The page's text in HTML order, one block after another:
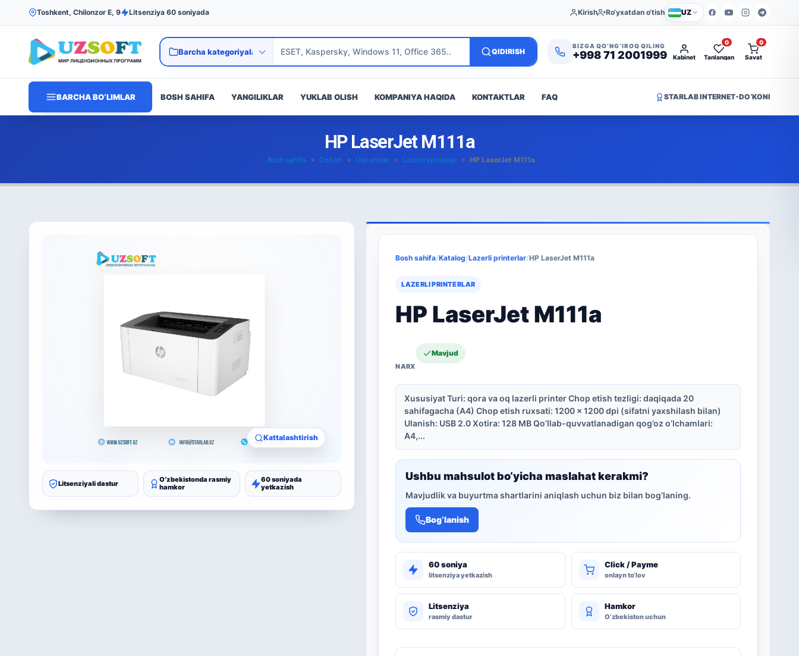
Toshkent, Chilonzor E, 9 Litsenziya 60 soniyada Kirish Ro‘yxatdan o‘tish UZ
QIDIRISH
BIZGA QO‘NG‘IROQ QILING
+998 71 2001999 Kabinet Tanlangan
0
Savat
0
BARCHA BO‘LIMLAR BOSH SAHIFA YANGILIKLAR YUKLAB OLISH KOMPANIYA HAQIDA KONTAKTLAR FAQ STARLAB INTERNET-DO‘KONI
HP LaserJet M111a
Bosh sahifa » Do’kon » Uskunalar » Lazerli printerlar » HP LaserJet M111a
Kattalashtirish
Litsenziyali dastur
Oʻzbekistonda rasmiy
hamkor
60 soniyada
yetkazish
Bosh sahifa/Katalog/Lazerli printerlar/HP LaserJet M111a
LAZERLI PRINTERLAR
HP LaserJet M111a
Mavjud
Xususiyat Turi: qora va oq lazerli printer Chop etish tezligi: daqiqada 20
sahifagacha (A4) Chop etish ruxsati: 1200 x 1200 dpi (sifatni yaxshilash bilan)
Ulanish: USB 2.0 Xotira: 128 MB Qo’llab-quvvatlanadigan qog’oz o’lchamlari:
A4,...
Ushbu mahsulot bo‘yicha maslahat kerakmi?
Mavjudlik va buyurtma shartlarini aniqlash uchun biz bilan bog‘laning.
Bog‘lanish
60 soniya
litsenziya yetkazish
Click / Payme
onlayn to‘lov
Litsenziya
rasmiy dastur
Hamkor
O‘zbekiston uchun